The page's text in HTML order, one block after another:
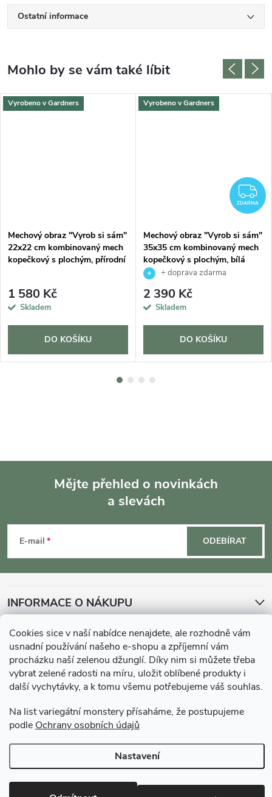
Cookies sice v naší nabídce nenajdete, ale rozhodně vám
usnadní používání našeho e-shopu a zpříjemní vám
procházku naší zelenou džunglí. Díky nim si můžete třeba
vybrat zelené radosti na míru, uložit oblíbené produkty i
další vychytávky, a k tomu všemu potřebujeme váš souhlas.
Na list variegátní monstery přísaháme, že postupujeme
podle Ochrany osobních údajů
Nastavení
Ostatní informace
Vyrobeno v Gardners
Mechový obraz "Vyrob si sám"
22x22 cm kombinovaný mech
kopečkový s plochým, přírodní
1 580 Kč
Skladem
DO KOŠÍKU
Vyrobeno v Gardners
ZDARMA
Mechový obraz "Vyrob si sám"
35x35 cm kombinovaný mech
kopečkový s plochým, bílá
+ doprava zdarma
2 390 Kč
Skladem
DO KOŠÍKU
p
a
Mějte přehled o novinkách
a slevách
E-mail ODEBÍRAT
INFORMACE O NÁKUPU
MOHLO BY VÁS ZAJÍMAT
O GARDNERS
Gardners Design - Projekt, realizace a údržba zahrad a interiérů
Gardners-eshop.cz. Všechna práva vyhrazena.
nastavení cookies